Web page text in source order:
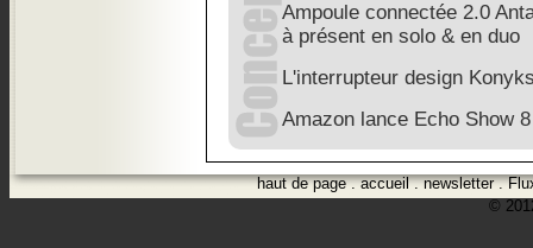
Ampoule connectée 2.0
à présent en solo & en duo
L'interrupteur design
Amazon lance Echo Show
haut de page.accueil.newsletter.
©